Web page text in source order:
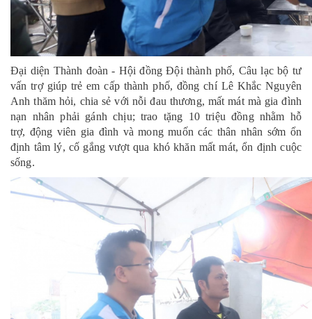
Đại diện Thành đoàn - Hội đồng Đội thành phố, Câu lạc bộ tư
vấn trợ giúp trẻ em cấp thành phố, đồng chí Lê Khắc Nguyên
Anh thăm hỏi, chia sẻ với nỗi đau thương, mất mát mà gia đình
nạn nhân phải gánh chịu; trao tặng 10 triệu đồng nhằm hỗ
trợ, động viên gia đình và mong muốn các thân nhân sớm ổn
định tâm lý, cố gắng vượt qua khó khăn mất mát, ổn định cuộc
sống.